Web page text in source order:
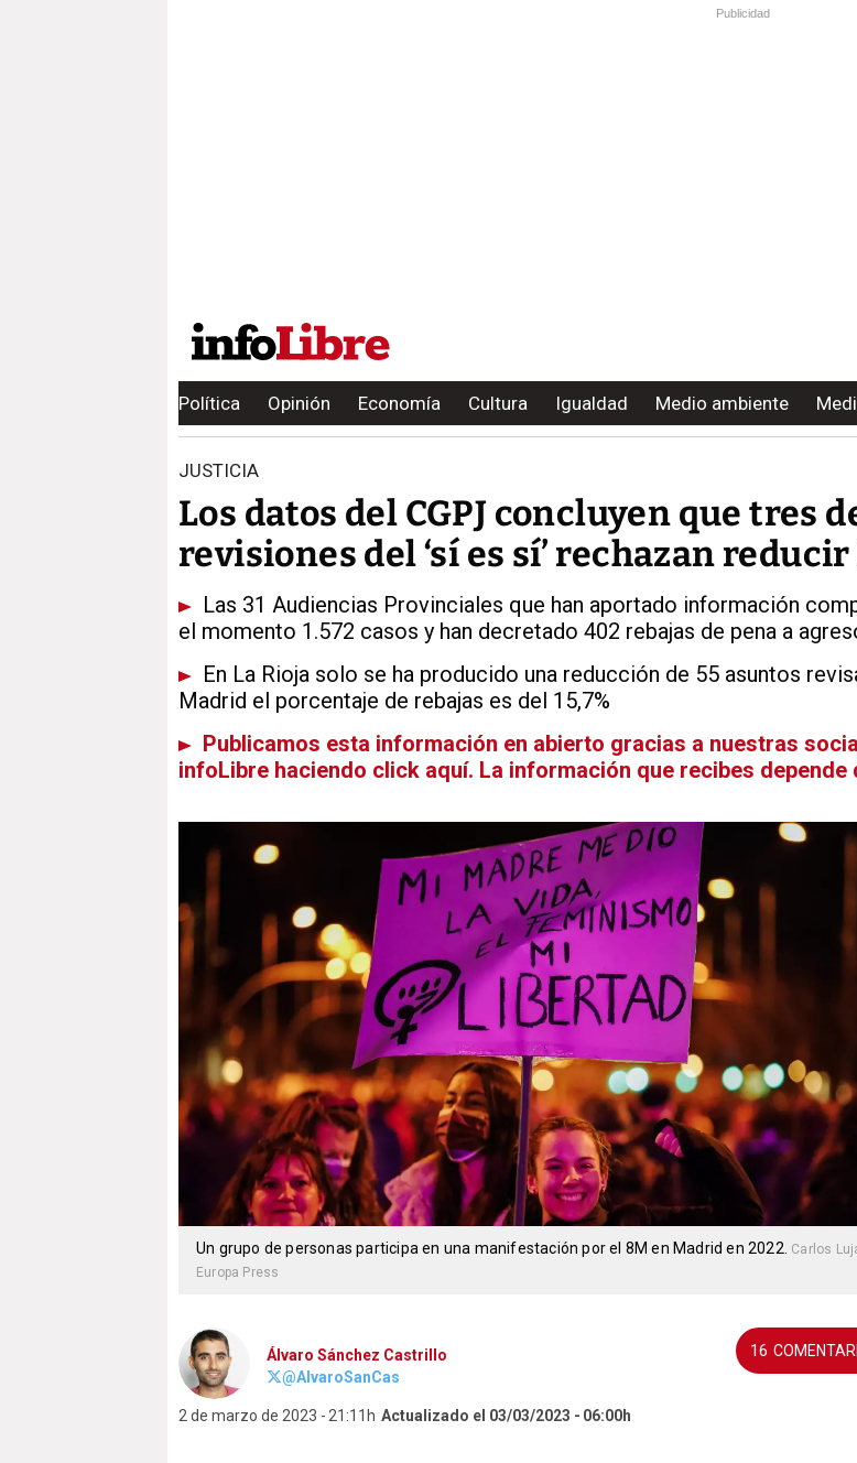
Publicidad
Política Opinión Economía Cultura Igualdad Medio ambiente
JUSTICIA
Los datos del CGPJ concluyen que tres
revisiones del ‘sí es sí’ rechazan
Las 31 Audiencias Provinciales que han aportado información
el momento 1.572 casos y han decretado 402 rebajas de pena a
En La Rioja solo se ha producido una reducción de 55 asuntos
Madrid el porcentaje de rebajas es del 15,7%
Publicamos esta información en abierto gracias a nuestras
infoLibre haciendo click aquí. La información que recibes depende
Un grupo de personas participa en una manifestación por el 8M en Madrid en 2022. Carlos
Europa Press
Álvaro Sánchez Castrillo
@AlvaroSanCas
2 de marzo de 2023 21:11h Actualizado el 03/03/2023 06:00h
16